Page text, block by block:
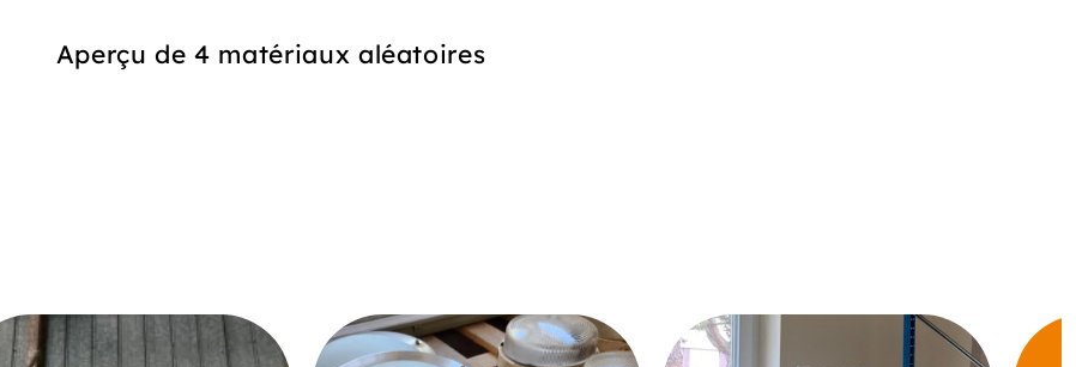
Aperçu de 4 matériaux aléatoires